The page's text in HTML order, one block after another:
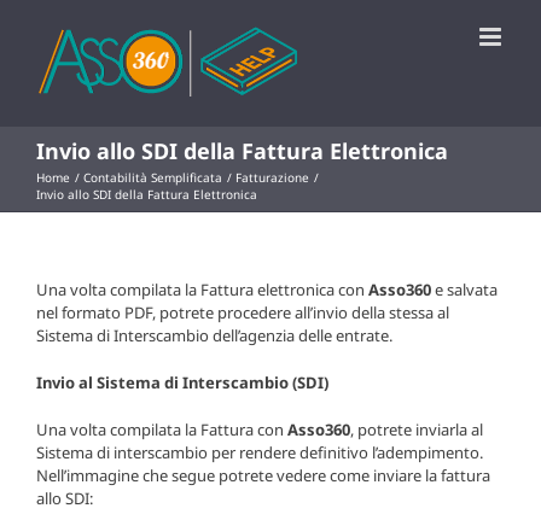
contenuto
Invio allo SDI della Fattura Elettronica
Home Contabilità Semplificata
Fatturazione
Invio allo SDI della Fattura Elettronica
Una volta compilata la Fattura elettronica con Asso360e salvata
nel formato PDF, potrete procedere all’invio della stessa al
Sistema di Interscambio dell’agenzia delle entrate.
Invio al Sistema di Interscambio (SDI)
Una volta compilata la Fattura con Asso360, potrete inviarla al
Sistema di interscambio per rendere definitivo l’adempimento.
Nell’immagine che segue potrete vedere come inviare la fattura
allo SDI: